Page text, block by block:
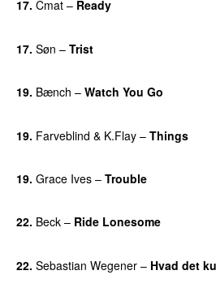
17. Cmat – Ready
17. Søn – Trist
19. Bænch – Watch You Go
19. Farveblind & K.Flay – Things
19. Grace Ives – Trouble
22. Beck – Ride Lonesome
22. Sebastian Wegener – Hvad det